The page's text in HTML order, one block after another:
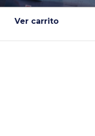
Ver carrito